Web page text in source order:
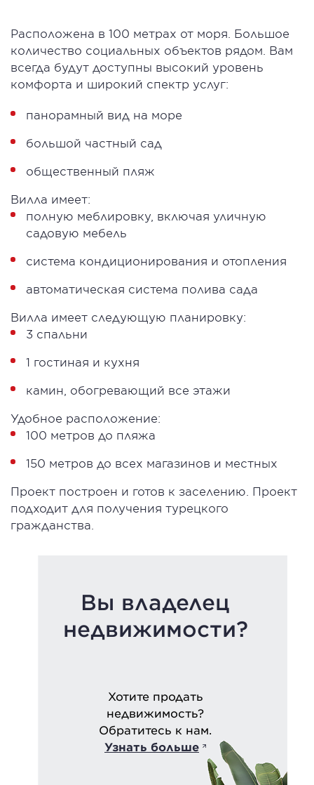
Расположена в 100 метрах от моря. Большое
количество социальных объектов рядом. Вам
всегда будут доступны высокий уровень
комфорта и широкий спектр услуг:
панорамный вид на море
большой частный сад
общественный пляж
Вилла имеет:
полную меблировку, включая уличную
садовую мебель
система кондиционирования и отопления
автоматическая система полива сада
Вилла имеет следующую планировку:
3 спальни
1 гостиная и кухня
камин, обогревающий все этажи
Удобное расположение:
100 метров до пляжа
150 метров до всех магазинов и местных
Проект построен и готов к заселению. Проект
подходит для получения турецкого
гражданства.
Вы владелец
недвижимости?
Хотите продать
недвижимость?
Обратитесь к нам.
Узнать больше